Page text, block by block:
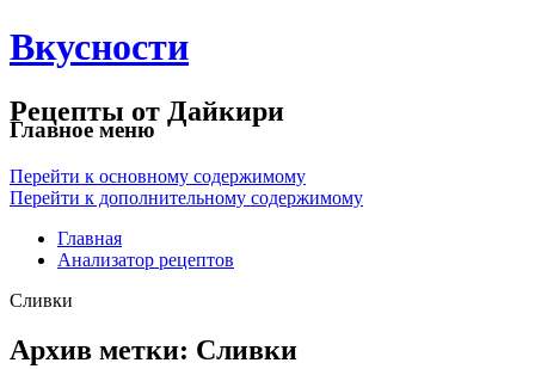
Вкусности
Рецепты от Дайкири
Главное меню
Перейти к основному содержимому
Перейти к дополнительному содержимому
Главная
Анализатор рецептов
Сливки
Архив метки: Сливки